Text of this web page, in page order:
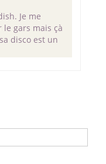
Je me
le gars mais çà
disco est un